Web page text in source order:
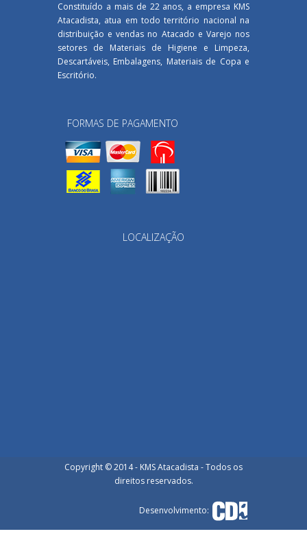
Constituído a mais de 22 anos, a empresa KMS
Atacadista, atua em todo território nacional na
distribuição e vendas no Atacado e Varejo nos
setores de Materiais de Higiene e Limpeza,
Descartáveis, Embalagens, Materiais de Copa e
Escritório.
FORMAS DE PAGAMENTO
LOCALIZAÇÃO
Copyright © 2014 - KMS Atacadista - Todos os
direitos reservados.
Desenvolvimento: